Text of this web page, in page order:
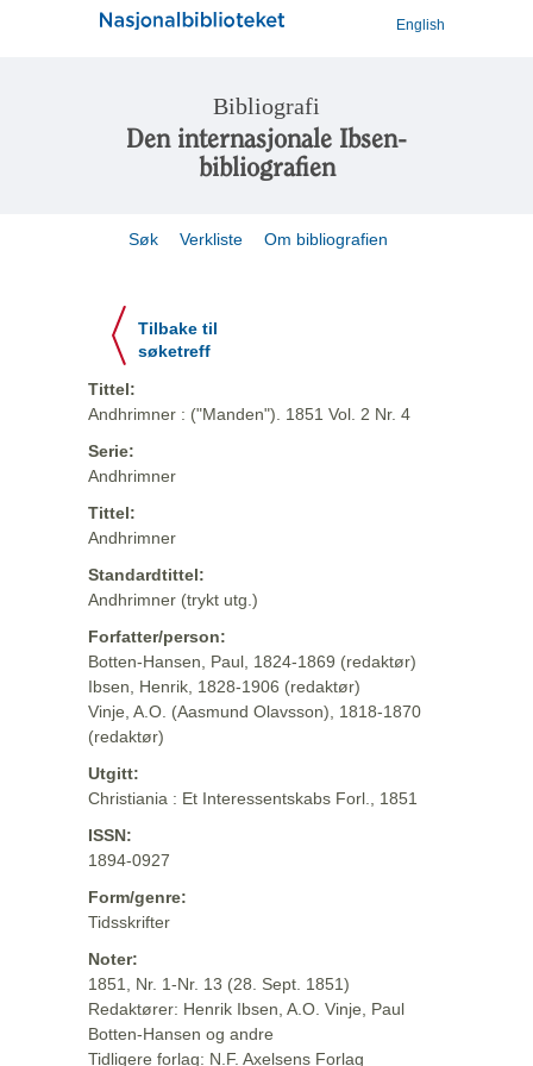
English
Bibliografi
Den internasjonale Ibsen-
bibliografien
Søk Verkliste Om bibliografien
Tilbake til
søketreff
Tittel:
Andhrimner : ("Manden"). 1851 Vol. 2 Nr. 4
Serie:
Andhrimner
Tittel:
Andhrimner
Standardtittel:
Andhrimner (trykt utg.)
Forfatter/person:
Botten-Hansen, Paul, 1824-1869 (redaktør)
Ibsen, Henrik, 1828-1906 (redaktør)
Vinje, A.O. (Aasmund Olavsson), 1818-1870
(redaktør)
Utgitt:
Christiania : Et Interessentskabs Forl., 1851
ISSN:
1894-0927
Form/genre:
Tidsskrifter
Noter:
1851, Nr. 1-Nr. 13 (28. Sept. 1851)
Redaktører: Henrik Ibsen, A.O. Vinje, Paul
Botten-Hansen og andre
Tidligere forlag: N.F. Axelsens Forlag